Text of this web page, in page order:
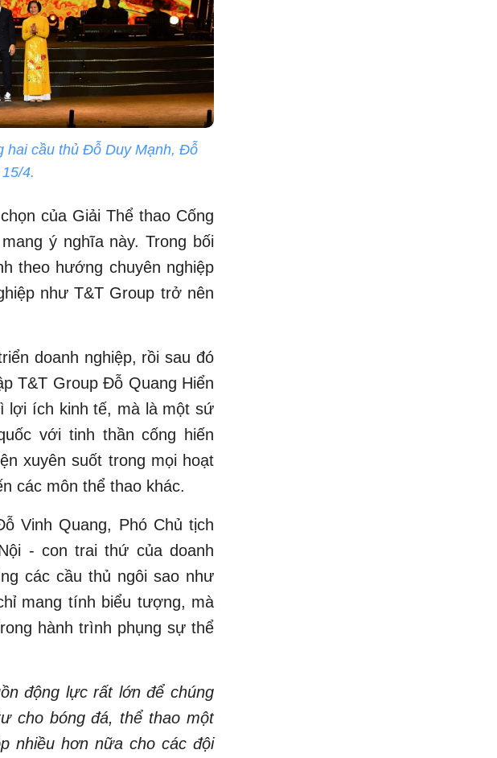
hai cầu thủ Đỗ Duy Mạnh, Đỗ
4.
của Giải Thể thao Cống
ý nghĩa này. Trong bối
theo hướng chuyên nghiệp
như T&T Group trở nên
doanh nghiệp, rồi sau đó
T&T Group Đỗ Quang Hiển
lợi ích kinh tế, mà là một sứ
với tinh thần cống hiến
xuyên suốt trong mọi hoạt
các môn thể thao khác.
Vinh Quang, Phó Chủ tịch
- con trai thứ của doanh
các cầu thủ ngôi sao như
mang tính biểu tượng, mà
hành trình phụng sự thể
động lực rất lớn để chúng
cho bóng đá, thể thao một
nhiều hơn nữa cho các đội